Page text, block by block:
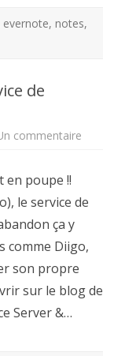
evernote, notes,
de
commentaire
de
en poupe !!
le service de
ça y
comme Diigo,
son propre
sur le blog de
Server &…